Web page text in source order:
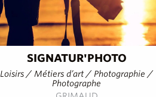
SIGNATUR'PHOTO
Loisirs / Métiers d’art / Photographie /
Photographe